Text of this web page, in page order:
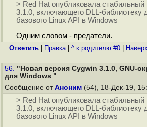
> Red Hat опубликовала стабильный
3.1.0, включающего DLL-библиотеку
базового Linux API в Windows
Одним словом - предатели.
Ответить Правка| ^ к родителю #0 Наверх
56. "Новая версия Cygwin 3.1.0, GNU-
для Windows "
Сообщение от Аноним (54), 18-Дек-19,
> Red Hat опубликовала стабильный
3.1.0, включающего DLL-библиотеку
базового Linux API в Windows